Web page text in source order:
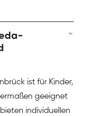
ist für Kinder,
geeignet
individuellen